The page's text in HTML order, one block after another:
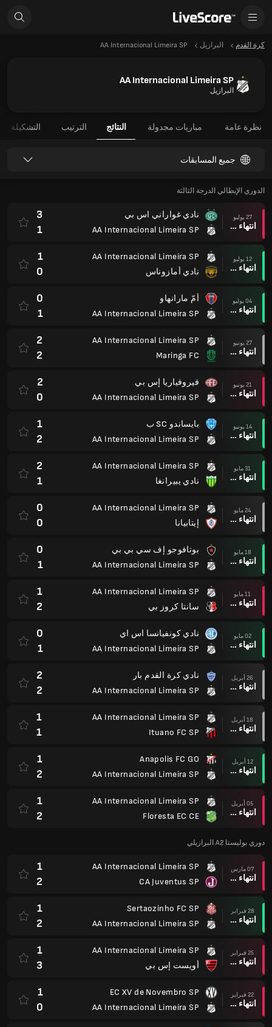
كرة القدم البرازيل AA Internacional Limeira SP
AA Internacional Limeira SP
البرازيل
نظرة عامة مباريات مجدولة النتائج الترتيب التشكيلة
جميع المسابقات
الدوري الإيطالي الدرجة الثالثة
27 يوليو
انتهاء وقت المباراة
نادي غواراني اس بي
AA Internacional Limeira SP
3
1
12 يوليو
انتهاء وقت المباراة
AA Internacional Limeira SP
نادي أمازوناس
1
0
04 يوليو
انتهاء وقت المباراة
أمّ مارانهاو
AA Internacional Limeira SP
0
1
27 يونيو
انتهاء وقت المباراة
AA Internacional Limeira SP
Maringa FC
2
2
21 يونيو
انتهاء وقت المباراة
فيروفياريا إس بي
AA Internacional Limeira SP
2
0
14 يونيو
انتهاء وقت المباراة
بايساندو SC ب
AA Internacional Limeira SP
1
2
31 مايو
انتهاء وقت المباراة
AA Internacional Limeira SP
نادي يبيرانغا
2
1
24 مايو
انتهاء وقت المباراة
AA Internacional Limeira SP
إيتابيانا
0
0
18 مايو
انتهاء وقت المباراة
بوتافوجو إف سي بي بي
AA Internacional Limeira SP
0
1
11 مايو
انتهاء وقت المباراة
AA Internacional Limeira SP
سانتا كروز بي
1
2
02 مايو
انتهاء وقت المباراة
نادي كونفيانسا اس اي
AA Internacional Limeira SP
0
1
26 أبريل
انتهاء وقت المباراة
نادي كرة القدم بار
AA Internacional Limeira SP
2
2
18 أبريل
انتهاء وقت المباراة
AA Internacional Limeira SP
Ituano FC SP
1
1
12 أبريل
انتهاء وقت المباراة
Anapolis FC GO
AA Internacional Limeira SP
1
2
05 أبريل
انتهاء وقت المباراة
AA Internacional Limeira SP
Floresta EC CE
1
2
دوري بوليستا A2 البرازيلي
07 مارس
انتهاء وقت المباراة
AA Internacional Limeira SP
CA Juventus SP
1
2
28 فبراير
انتهاء وقت المباراة
Sertaozinho FC SP
AA Internacional Limeira SP
1
2
25 فبراير
انتهاء وقت المباراة
AA Internacional Limeira SP
أويست إس بي
1
3
22 فبراير
انتهاء وقت المباراة
EC XV de Novembro SP
AA Internacional Limeira SP
1
0